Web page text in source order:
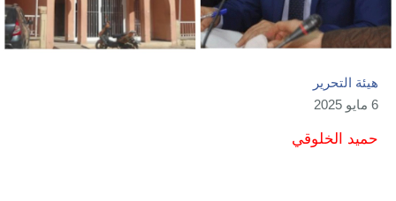
هيئة التحرير
6 مايو 2025
حميد الخلوقي